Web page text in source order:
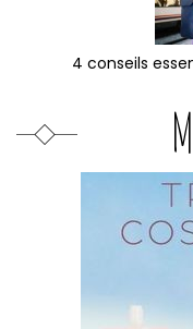
4 conseils